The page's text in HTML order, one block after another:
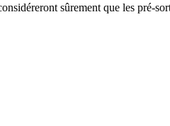
sûrement que les pré-